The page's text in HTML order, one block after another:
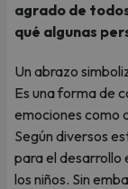
agrado de
qué algunas
Un abrazo
Es una forma de
emociones como
Según diversos
para el desarrollo
los niños. Sin